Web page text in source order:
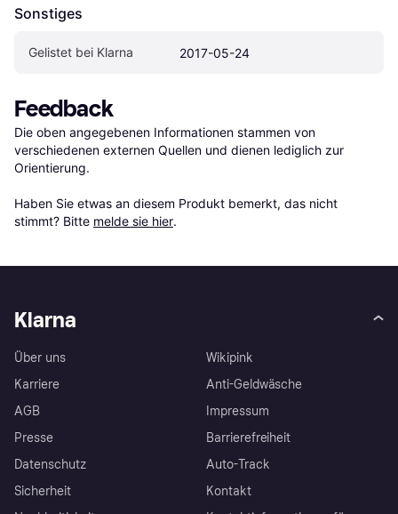
Sonstiges
Gelistet bei Klarna 2017-05-24
Feedback
Die oben angegebenen Informationen stammen von
verschiedenen externen Quellen und dienen lediglich zur
Orientierung.
Haben Sie etwas an diesem Produkt bemerkt, das nicht
stimmt? Bitte melde sie hier.
Klarna
Über uns
Karriere
AGB
Presse
Datenschutz
Sicherheit
Wikipink
Anti-Geldwäsche
Impressum
Barrierefreiheit
Auto-Track
Kontakt